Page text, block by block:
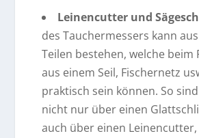
Leinencutter und
des Tauchermessers kann
Teilen bestehen, welche beim
aus einem Seil, Fischernetz
praktisch sein können. So
nicht nur über einen
auch über einen